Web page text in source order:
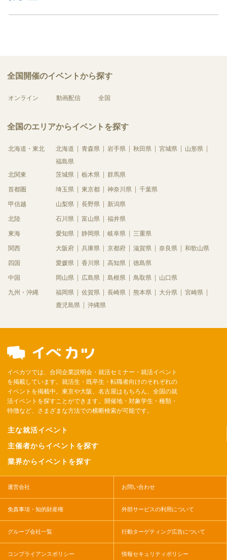
全国開催のイベントから探す
オンライン 動画配信 全国
全国のエリアからイベントを探す
北海道・東北 北海道 青森県 岩手県 秋田県 宮城県
山形県
福島県
北関東
茨城県 栃木県 群馬県
首都圏 埼玉県 東京都 神奈川県 千葉県
甲信越 山梨県 長野県 新潟県
北陸 石川県 富山県 福井県
東海 愛知県 静岡県 岐阜県 三重県
関西 大阪府 兵庫県 京都府 滋賀県 奈良県 和歌山県
四国 愛媛県 香川県 高知県 徳島県
中国 岡山県 広島県 島根県 鳥取県 山口県
九州・沖縄 福岡県 佐賀県 長崎県 熊本県 大分県
宮崎県
鹿児島県
沖縄県
イベカツでは、合同企業説明会・就活セミナー・就活イベント
を掲載しています。就活生・既卒生・転職者向けのそれぞれの
イベントを掲載中。東京や大阪、名古屋はもちろん、全国の就
活イベントを探すことができます。開催地・対象学生・種類・
特徴など、さまざまな方法での横断検索が可能です。
主な就活イベント
主催者からイベントを探す
業界からイベントを探す
運営会社 お問い合わせ
免責事項・知的財産権 外部サービスの利用について
グループ会社一覧 行動ターゲティング広告について
コンプライアンスポリシー 情報セキュリティポリシー